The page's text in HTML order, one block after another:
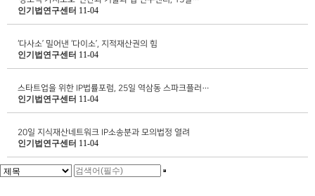
인기법연구센터 11-04
‘다사소’ 밀어낸 ‘다이소’, 지적재산권의 힘
인기법연구센터 11-04
스타트업을 위한 IP법률포럼, 25일 역삼동 스파크플러…
인기법연구센터 11-04
20일 지식재산네트워크 IP소송분과 모의법정 열려
인기법연구센터 11-04